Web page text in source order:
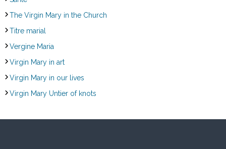
The Virgin Mary in the Church
Titre marial
Vergine Maria
Virgin Mary in art
Virgin Mary in our lives
Virgin Mary Untier of knots